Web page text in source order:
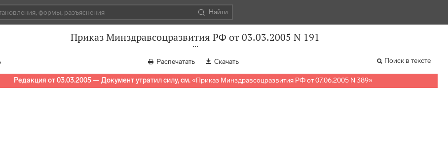
Найти
Приказ Минздравсоцразвития РФ от 03.03.2005 N 191
Распечатать Скачать Поиск в тексте
Редакция от 03.03.2005 — Документ утратил силу, см.«Приказ Минздравсоцразвития РФ от 07.06.2005 N 389»